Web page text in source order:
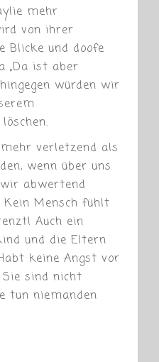
mehr
von ihrer
Blicke und doofe
„Da ist aber
würden wir
verletzend als
wenn über uns
abwertend
Kein Mensch fühlt
Auch ein
und die Eltern
keine Angst vor
sind nicht
tun niemanden